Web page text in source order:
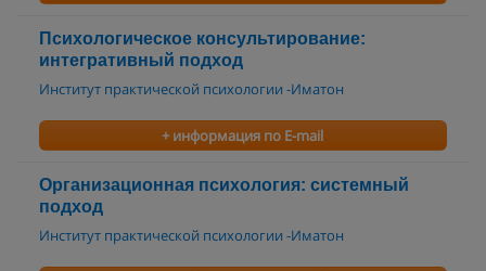
Психологическое консультирование:
интегративный подход
Институт практической психологии -Иматон
+ информация по E-mail
Организационная психология: системный
подход
Институт практической психологии -Иматон